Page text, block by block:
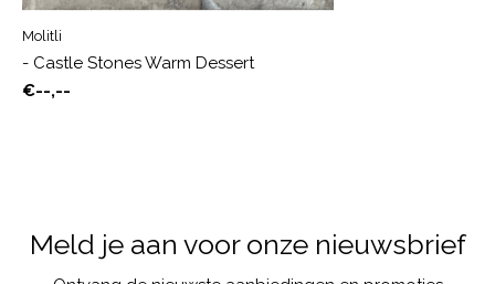
Molitli
- Castle Stones Warm Dessert
€--,--
Meld je aan voor onze nieuwsbrief